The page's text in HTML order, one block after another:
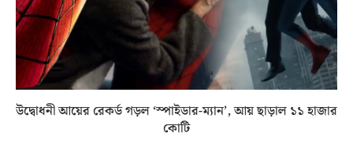
উদ্বোধনী আয়ের রেকর্ড গড়ল ‘স্পাইডার-ম্যান’, আয় ছাড়াল ১১ হাজার
কোটি